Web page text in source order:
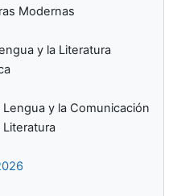
Modernas
y la Literatura
y la Comunicación